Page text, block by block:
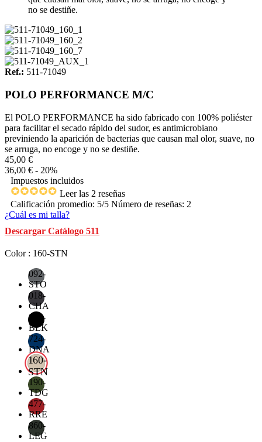
no se destiñe.
Ref.: 511-71049
POLO PERFORMANCE M/C
El POLO PERFORMANCE ha sido fabricado con 100% poliéster
para facilitar el secado rápido del sudor, es antimicrobiano
previniendo la aparición de bacterias que causan mal olor, suave, no
se arruga, no encoge y no se destiñe.
45,00 €
36,00 € - 20%
Impuestos incluidos
Leer las 2 reseñas
Calificación promedio: 5/5 Número de reseñas: 2
¿Cuál es mi talla?
Descargar Catálogo 511
Color : 160-STN
092-
STO
018-
CHA
019-
BLK
724-
DNA
160-
STN
190-
TDG
477-
RRE
860-
LEG